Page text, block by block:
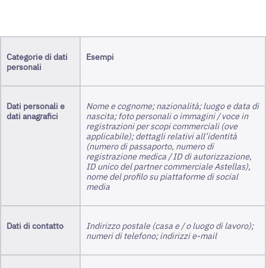
Categorie di dati
personali
Esempi
Dati personali e
dati anagrafici
Nome e cognome; nazionalità; luogo e data di
nascita; foto personali o immagini / voce in
registrazioni per scopi commerciali (ove
applicabile); dettagli relativi all’identità
(numero di passaporto, numero di
registrazione medica / ID di autorizzazione,
ID unico del partner commerciale Astellas),
nome del profilo su piattaforme di social
media
Dati di contatto
Indirizzo postale (casa e / o luogo di lavoro);
numeri di telefono; indirizzi e-mail